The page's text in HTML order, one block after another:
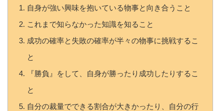
自身が強い興味を抱いている物事と向き合うこと
これまで知らなかった知識を知ること
成功の確率と失敗の確率が半々の物事に挑戦するこ
と
『勝負』をして、自身が勝ったり成功したりするこ
と
自分の裁量でできる割合が大きかったり、自分の行